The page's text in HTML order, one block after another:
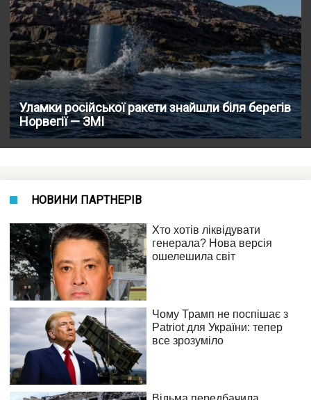
Уламки російської ракети знайшли біля берегів
Норвегії — ЗМІ
НОВИНИ ПАРТНЕРІВ